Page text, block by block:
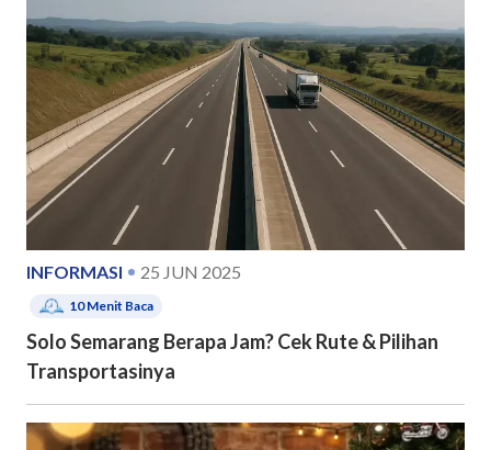
INFORMASI 25 JUN 2025
10Menit Baca
Solo Semarang Berapa Jam? Cek Rute & Pilihan
Transportasinya